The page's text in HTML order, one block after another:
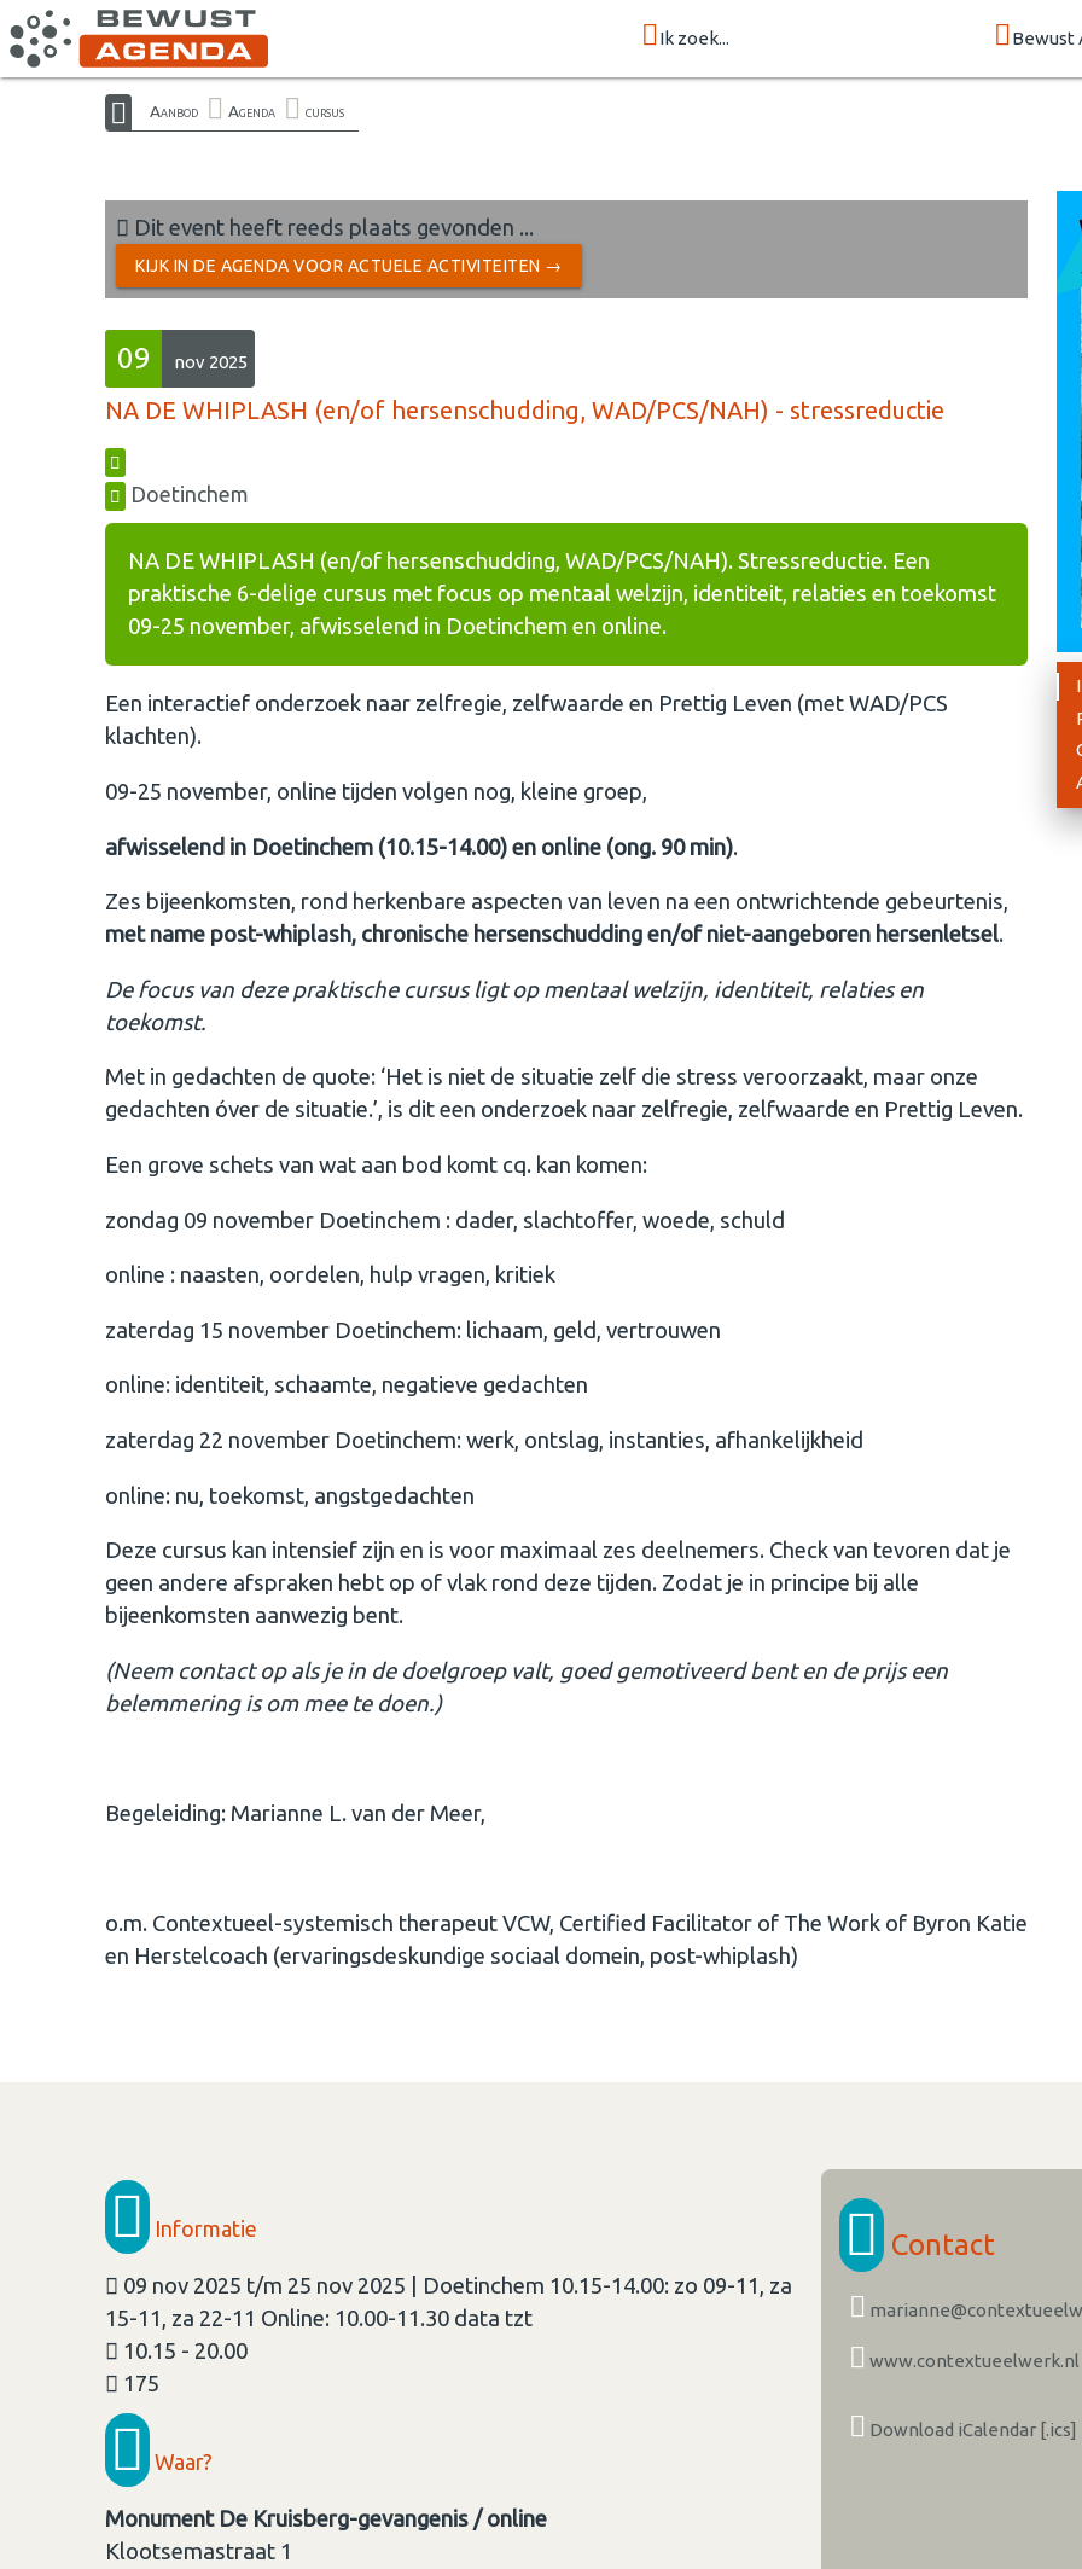
Ik zoek... Bewust
Aanbod Agenda cursus
Dit event heeft reeds plaats gevonden ...
KIJK IN DE AGENDA VOOR ACTUELE ACTIVITEITEN →
09 nov 2025
NA DE WHIPLASH (en/of hersenschudding, WAD/PCS/NAH) - stressreductie
Doetinchem
NA DE WHIPLASH (en/of hersenschudding, WAD/PCS/NAH). Stressreductie. Een
praktische 6-delige cursus met focus op mentaal welzijn, identiteit, relaties en toekomst
09-25 november, afwisselend in Doetinchem en online.
Een interactief onderzoek naar zelfregie, zelfwaarde en Prettig Leven (met WAD/PCS
klachten).
09-25 november, online tijden volgen nog, kleine groep,
afwisselend in Doetinchem (10.15-14.00) en online (ong. 90 min).
Zes bijeenkomsten, rond herkenbare aspecten van leven na een ontwrichtende gebeurtenis,
met name post-whiplash, chronische hersenschudding en/of niet-aangeboren hersenletsel.
De focus van deze praktische cursus ligt op mentaal welzijn, identiteit, relaties en
toekomst.
Met in gedachten de quote: ‘Het is niet de situatie zelf die stress veroorzaakt, maar onze
gedachten óver de situatie.’, is dit een onderzoek naar zelfregie, zelfwaarde en Prettig Leven.
Een grove schets van wat aan bod komt cq. kan komen:
zondag 09 november Doetinchem : dader, slachtoffer, woede, schuld
online : naasten, oordelen, hulp vragen, kritiek
zaterdag 15 november Doetinchem: lichaam, geld, vertrouwen
online: identiteit, schaamte, negatieve gedachten
zaterdag 22 november Doetinchem: werk, ontslag, instanties, afhankelijkheid
online: nu, toekomst, angstgedachten
Deze cursus kan intensief zijn en is voor maximaal zes deelnemers. Check van tevoren dat je
geen andere afspraken hebt op of vlak rond deze tijden. Zodat je in principe bij alle
bijeenkomsten aanwezig bent.
(Neem contact op als je in de doelgroep valt, goed gemotiveerd bent en de prijs een
belemmering is om mee te doen.)
Begeleiding: Marianne L. van der Meer,
o.m. Contextueel-systemisch therapeut VCW, Certified Facilitator of The Work of Byron Katie
en Herstelcoach (ervaringsdeskundige sociaal domein, post-whiplash)
Informatie
09 nov 2025 t/m 25 nov 2025 | Doetinchem 10.15-14.00: zo 09-11, za
15-11, za 22-11 Online: 10.00-11.30 data tzt
10.15 - 20.00
175
Waar?
Monument De Kruisberg-gevangenis / online
Klootsemastraat 1
Contact
www.contextueelwerk.nl
Download iCalendar [.ics]